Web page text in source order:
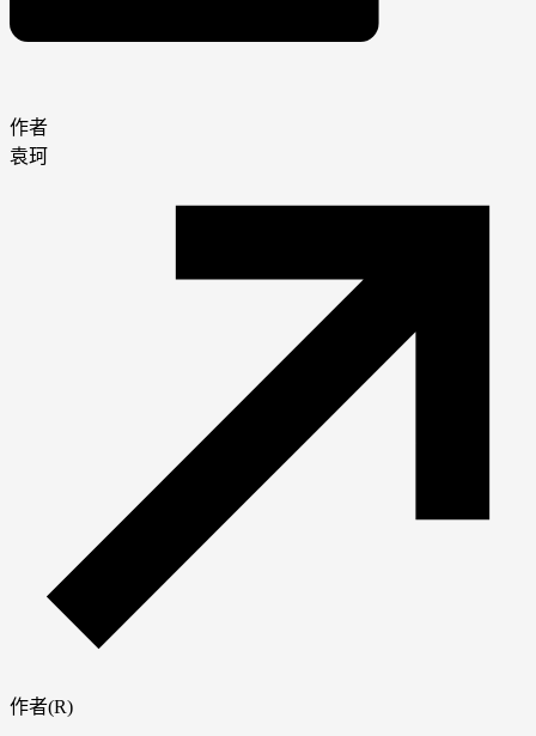
作者
袁珂
作者(R)